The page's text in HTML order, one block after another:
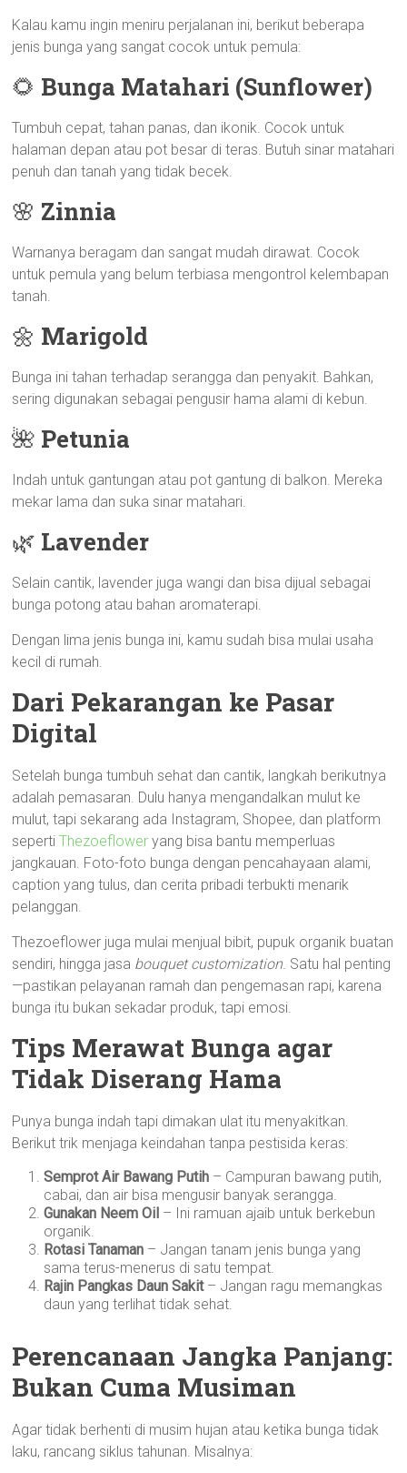
Kalau kamu ingin meniru perjalanan ini, berikut beberapa
jenis bunga yang sangat cocok untuk pemula:
🌻 Bunga Matahari (Sunflower)
Tumbuh cepat, tahan panas, dan ikonik. Cocok untuk
halaman depan atau pot besar di teras. Butuh sinar matahari
penuh dan tanah yang tidak becek.
🌸 Zinnia
Warnanya beragam dan sangat mudah dirawat. Cocok
untuk pemula yang belum terbiasa mengontrol kelembapan
tanah.
🌼 Marigold
Bunga ini tahan terhadap serangga dan penyakit. Bahkan,
sering digunakan sebagai pengusir hama alami di kebun.
🌺 Petunia
Indah untuk gantungan atau pot gantung di balkon. Mereka
mekar lama dan suka sinar matahari.
🌿 Lavender
Selain cantik, lavender juga wangi dan bisa dijual sebagai
bunga potong atau bahan aromaterapi.
Dengan lima jenis bunga ini, kamu sudah bisa mulai usaha
kecil di rumah.
Dari Pekarangan ke Pasar
Digital
Setelah bunga tumbuh sehat dan cantik, langkah berikutnya
adalah pemasaran. Dulu hanya mengandalkan mulut ke
mulut, tapi sekarang ada Instagram, Shopee, dan platform
sepertiThezoeflower yang bisa bantu memperluas
jangkauan. Foto-foto bunga dengan pencahayaan alami,
caption yang tulus, dan cerita pribadi terbukti menarik
pelanggan.
Thezoeflower juga mulai menjual bibit, pupuk organik buatan
sendiri, hingga jasa bouquet customization. Satu hal penting
—pastikan pelayanan ramah dan pengemasan rapi, karena
bunga itu bukan sekadar produk, tapi emosi.
Tips Merawat Bunga agar
Tidak Diserang Hama
Punya bunga indah tapi dimakan ulat itu menyakitkan.
Berikut trik menjaga keindahan tanpa pestisida keras:
Semprot Air Bawang Putih – Campuran bawang putih,
cabai, dan air bisa mengusir banyak serangga.
Gunakan Neem Oil – Ini ramuan ajaib untuk berkebun
organik.
Rotasi Tanaman – Jangan tanam jenis bunga yang
sama terus-menerus di satu tempat.
Rajin Pangkas Daun Sakit– Jangan ragu memangkas
daun yang terlihat tidak sehat.
Perencanaan Jangka Panjang:
Bukan Cuma Musiman
Agar tidak berhenti di musim hujan atau ketika bunga tidak
laku, rancang siklus tahunan. Misalnya: